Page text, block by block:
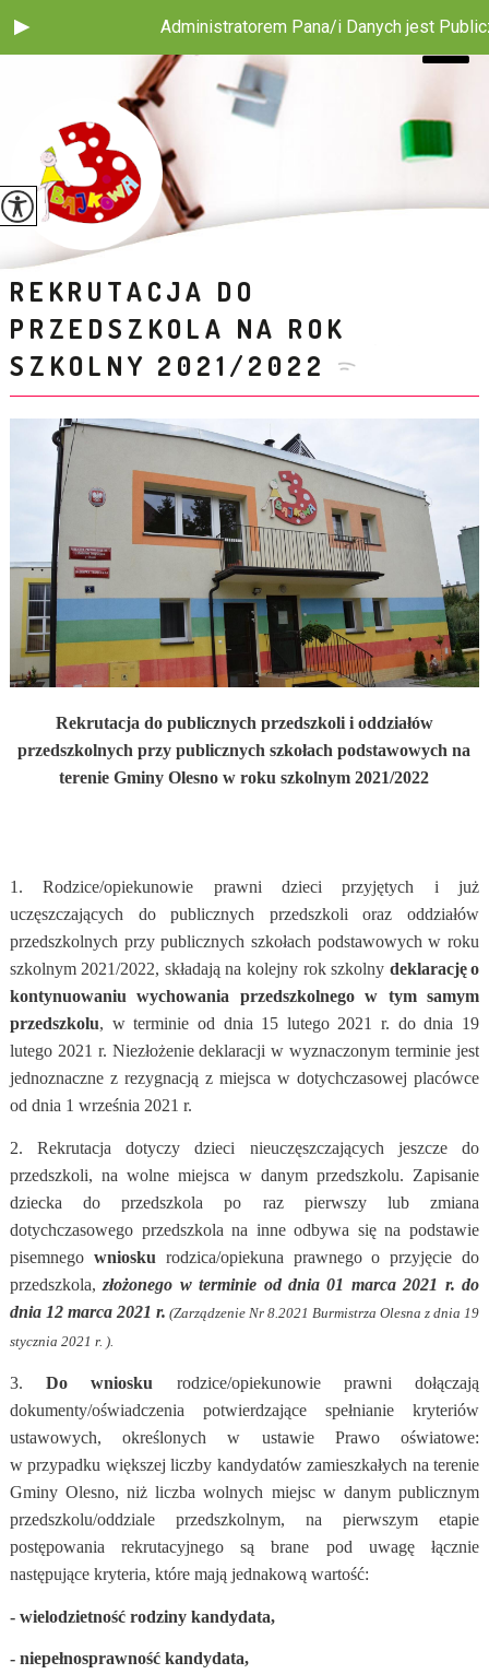
Administratorem Pana/i Danych jest
REKRUTACJA DO
PRZEDSZKOLA NA ROK
SZKOLNY 2021/2022
Rekrutacja do publicznych przedszkoli i oddziałów
przedszkolnych przy publicznych szkołach podstawowych na
terenie Gminy Olesno w roku szkolnym 2021/2022
1. Rodzice/opiekunowie prawni dzieci przyjętych i już
uczęszczających do publicznych przedszkoli oraz oddziałów
przedszkolnych przy publicznych szkołach podstawowych w roku
szkolnym 2021/2022, składają na kolejny rok szkolny deklarację o
kontynuowaniu wychowania przedszkolnego w tym samym
przedszkolu, w terminie od dnia 15 lutego 2021 r. do dnia 19
lutego 2021 r. Niezłożenie deklaracji w wyznaczonym terminie jest
jednoznaczne z rezygnacją z miejsca w dotychczasowej placówce
od dnia 1 września 2021 r.
2. Rekrutacja dotyczy dzieci nieuczęszczających jeszcze do
przedszkoli, na wolne miejsca w danym przedszkolu. Zapisanie
dziecka do przedszkola po raz pierwszy lub zmiana
dotychczasowego przedszkola na inne odbywa się na podstawie
pisemnego wniosku rodzica/opiekuna prawnego o przyjęcie do
przedszkola,złożonego w terminie od dnia 01 marca 2021 r. do
dnia 12 marca 2021 r. (Zarządzenie Nr 8.2021 Burmistrza Olesna z dnia 19
stycznia 2021 r. ).
3.Do wniosku rodzice/opiekunowie prawni dołączają
dokumenty/oświadczenia potwierdzające spełnianie kryteriów
ustawowych, określonych w ustawie Prawo oświatowe:
w przypadku większej liczby kandydatów zamieszkałych na terenie
Gminy Olesno, niż liczba wolnych miejsc w danym publicznym
przedszkolu/oddziale przedszkolnym, na pierwszym etapie
postępowania rekrutacyjnego są brane pod uwagę łącznie
następujące kryteria, które mają jednakową wartość:
- wielodzietność rodziny kandydata,
- niepełnosprawność kandydata,